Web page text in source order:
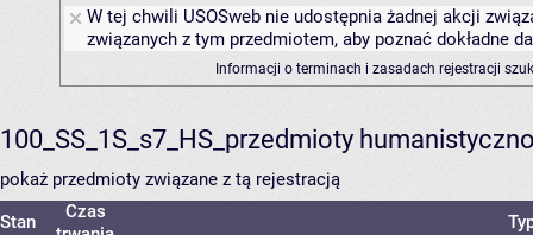
W tej chwili USOSweb nie udostępnia żadnej akcji
związanych z tym przedmiotem, aby poznać dokładne
Informacji o terminach i zasadach rejestracji
100_SS_1S_s7_HS_przedmioty
pokaż przedmioty związane z tą rejestracją
Stan
Czas